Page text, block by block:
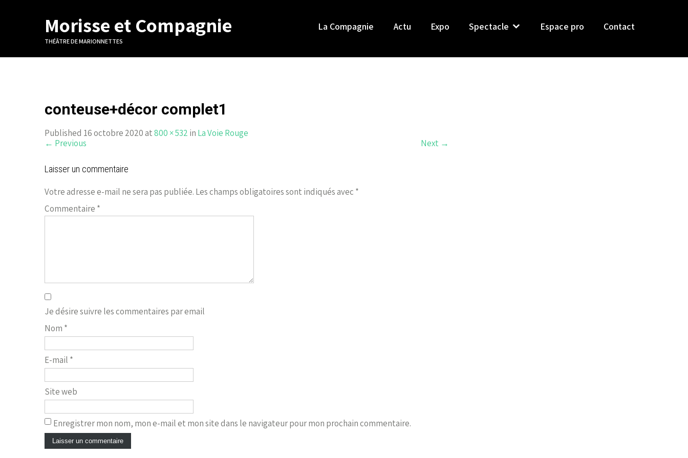
Morisse et Compagnie
THÉÂTRE DE MARIONNETTES
La Compagnie Actu Expo Spectacle Espace pro Contact
conteuse+décor complet1
Published 16 octobre 2020 at800 × 532 in La Voie Rouge
← Previous Next →
Laisser un commentaire
Votre adresse e-mail ne sera pas publiée. Les champs obligatoires sont indiqués avec *
Commentaire *
Je désire suivre les commentaires par email
Nom *
E-mail *
Site web
Enregistrer mon nom, mon e-mail et mon site dans le navigateur pour mon prochain commentaire.